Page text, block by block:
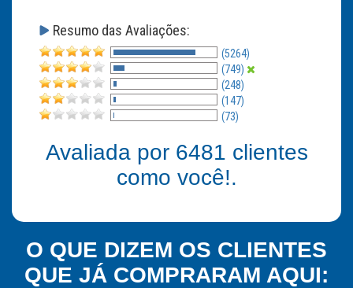
Resumo das Avaliações:
(5264)
(749)
(248)
(147)
(73)
Avaliada por 6481 clientes
como você!.
O QUE DIZEM OS CLIENTES
QUE JÁ COMPRARAM AQUI: